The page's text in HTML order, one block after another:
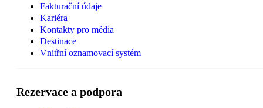
Fakturační údaje
Kariéra
Kontakty pro média
Destinace
Vnitřní oznamovací systém
Rezervace a podpora